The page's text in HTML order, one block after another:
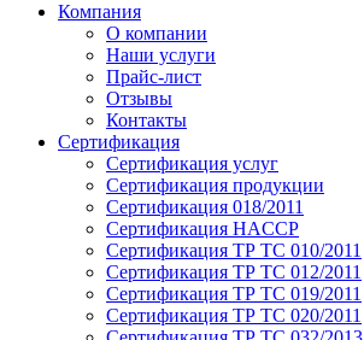
Компания
О компании
Наши услуги
Прайс-лист
Отзывы
Контакты
Сертификация
Сертификация услуг
Сертификация продукции
Сертификация 018/2011
Сертификация HACCP
Сертификация ТР ТС 010/2011
Сертификация ТР ТС 012/2011
Сертификация ТР ТС 019/2011
Сертификация ТР ТС 020/2011